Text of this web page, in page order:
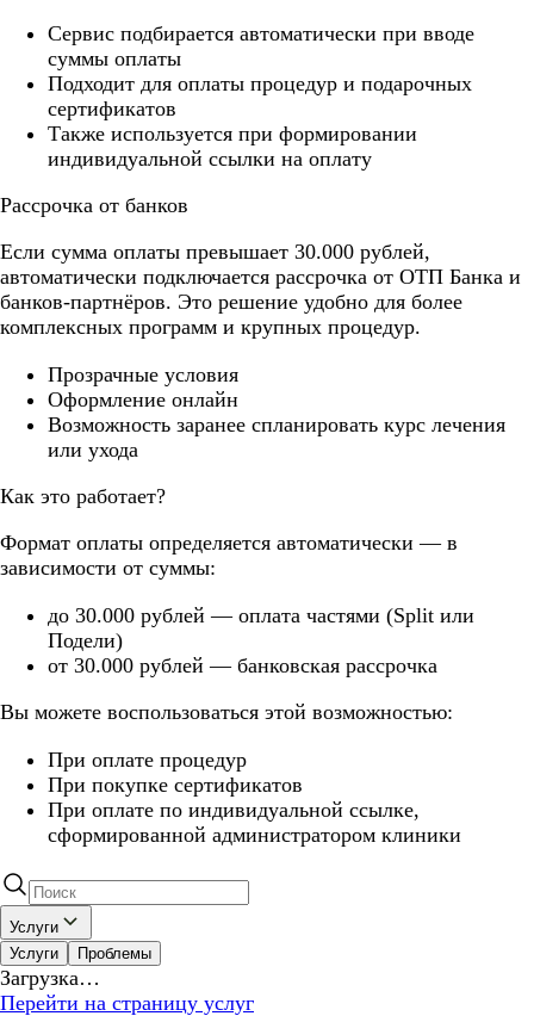
Cервис подбирается автоматически при вводе
суммы оплаты
Подходит для оплаты процедур и подарочных
сертификатов
Также используется при формировании
индивидуальной ссылки на оплату
Рассрочка от банков
Если сумма оплаты превышает 30.000 рублей,
автоматически подключается рассрочка от ОТП Банка и
банков-партнёров. Это решение удобно для более
комплексных программ и крупных процедур.
Прозрачные условия
Оформление онлайн
Возможность заранее спланировать курс лечения
или ухода
Как это работает?
Формат оплаты определяется автоматически — в
зависимости от суммы:
до 30.000 рублей — оплата частями (Split или
Подели)
от 30.000 рублей — банковская рассрочка
Вы можете воспользоваться этой возможностью:
При оплате процедур
При покупке сертификатов
При оплате по индивидуальной ссылке,
сформированной администратором клиники
Услуги
Услуги
Проблемы
Загрузка…
Перейти на страницу услуг